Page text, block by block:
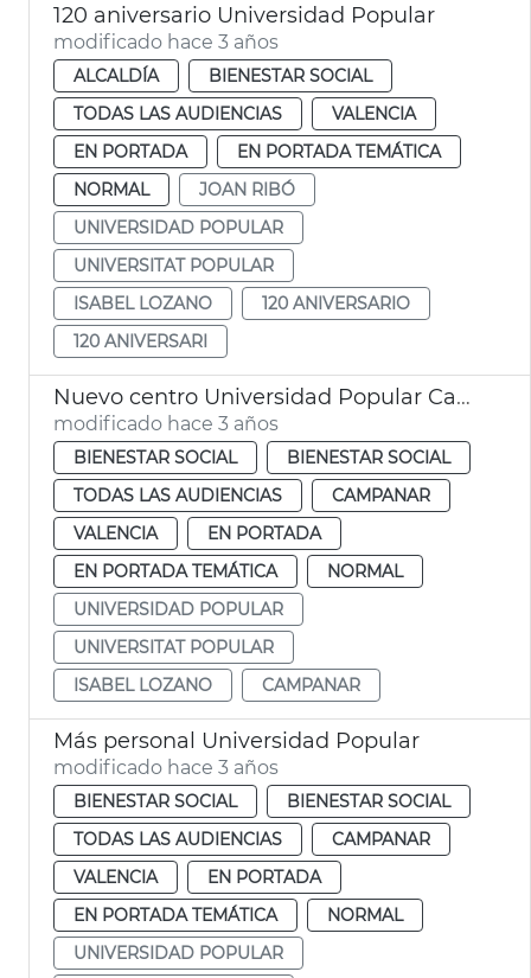
120 aniversario Universidad Popular
modificado hace 3 años
ALCALDÍA
BIENESTAR SOCIAL
TODAS LAS AUDIENCIAS
VALENCIA
EN PORTADA
EN PORTADA TEMÁTICA
NORMAL
JOAN RIBÓ
UNIVERSIDAD POPULAR
UNIVERSITAT POPULAR
ISABEL LOZANO
120 ANIVERSARIO
120 ANIVERSARI
Nuevo centro Universidad Popular Campanar
modificado hace 3 años
BIENESTAR SOCIAL
BIENESTAR SOCIAL
TODAS LAS AUDIENCIAS
CAMPANAR
VALENCIA
EN PORTADA
EN PORTADA TEMÁTICA
NORMAL
UNIVERSIDAD POPULAR
UNIVERSITAT POPULAR
ISABEL LOZANO
CAMPANAR
Más personal Universidad Popular
modificado hace 3 años
BIENESTAR SOCIAL
BIENESTAR SOCIAL
TODAS LAS AUDIENCIAS
CAMPANAR
VALENCIA
EN PORTADA
EN PORTADA TEMÁTICA
NORMAL
UNIVERSIDAD POPULAR